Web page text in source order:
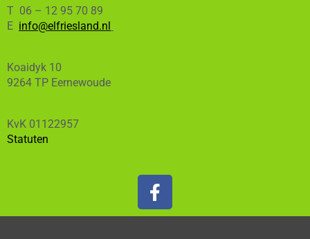
T 06 – 12 95 70 89
E info@elfriesland.nl
Koaidyk 10
9264 TP Eernewoude
KvK 01122957
Statuten